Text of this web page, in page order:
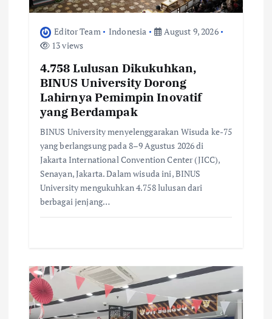
Editor Team Indonesia
August 9, 2026
13 views
4.758 Lulusan Dikukuhkan,
BINUS University Dorong
Lahirnya Pemimpin Inovatif
yang Berdampak
BINUS University menyelenggarakan Wisuda ke-75
yang berlangsung pada 8–9 Agustus 2026 di
Jakarta International Convention Center (JICC),
Senayan, Jakarta. Dalam wisuda ini, BINUS
University mengukuhkan 4.758 lulusan dari
berbagai jenjang…